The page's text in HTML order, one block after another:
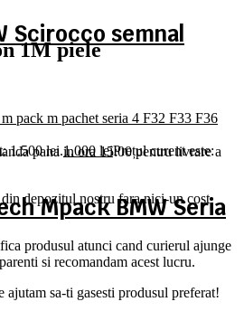
Scirocco semnal
1.500 lei.1.000 leiPrețul curent este:
Mpack BMW Seria
1M piele
pana in ora 15:00 pentru livrare a
din depozitul nostru fara nici-un cost
produsul atunci cand curierul ajunge
si recomandam acest lucru.
ajutam sa-ti gasesti produsul preferat!